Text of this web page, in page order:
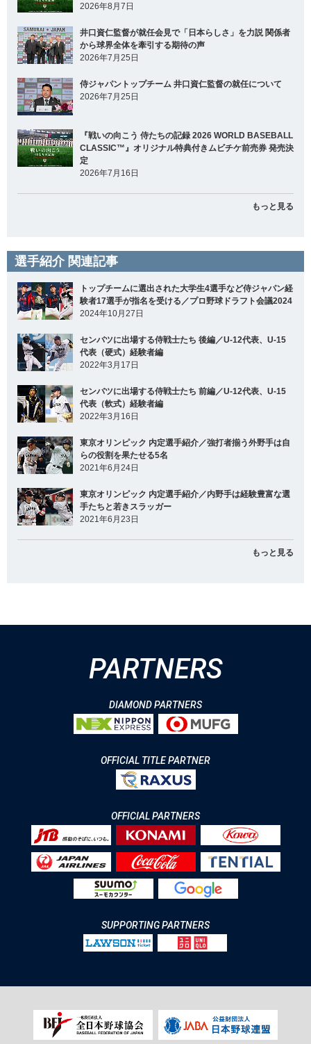
2026年8月7日
井口資仁監督が就任会見で「日本らしさ」を力説 関係者
から球界全体を牽引する期待の声
2026年7月25日
侍ジャパントップチーム 井口資仁監督の就任について
2026年7月25日
『戦いの向こう 侍たちの記録 2026 WORLD BASEBALL
CLASSIC™』オリジナル特典付きムビチケ前売券 発売決
定
2026年7月16日
もっと見る
選手紹介 関連記事
トップチームに選出された大学生4選手など侍ジャパン経
験者17選手が指名を受ける／プロ野球ドラフト会議2024
2024年10月27日
センバツに出場する侍戦士たち 後編／U-12代表、U-15
代表（硬式）経験者編
2022年3月17日
センバツに出場する侍戦士たち 前編／U-12代表、U-15
代表（軟式）経験者編
2022年3月16日
東京オリンピック 内定選手紹介／強打者揃う外野手は自
らの役割を果たせる5名
2021年6月24日
東京オリンピック 内定選手紹介／内野手は経験豊富な選
手たちと若きスラッガー
2021年6月23日
もっと見る
PARTNERS
DIAMOND PARTNERS
OFFICIAL TITLE PARTNER
OFFICIAL PARTNERS
SUPPORTING PARTNERS